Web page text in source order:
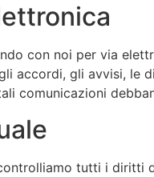
con noi per via
accordi, gli avvisi, le
comunicazioni
tutti i